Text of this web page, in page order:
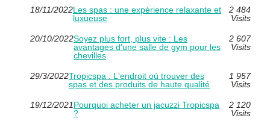
18/11/2022Les spas : une expérience relaxante et
luxueuse
2 484
Visits
20/10/2022Soyez plus fort, plus vite : Les
avantages d'une salle de gym pour les
chevilles
2 607
Visits
29/3/2022Tropicspa : L'endroit où trouver des
spas et des produits de haute qualité
1 957
Visits
19/12/2021Pourquoi acheter un jacuzzi Tropicspa
?
2 120
Visits